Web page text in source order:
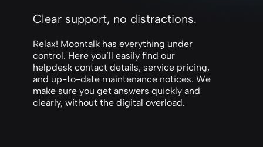
Clear support, no distractions.
Relax! Moontalk has everything under
control. Here you’ll easily find our
helpdesk contact details, service pricing,
and up-to-date maintenance notices. We
make sure you get answers quickly and
clearly, without the digital overload.